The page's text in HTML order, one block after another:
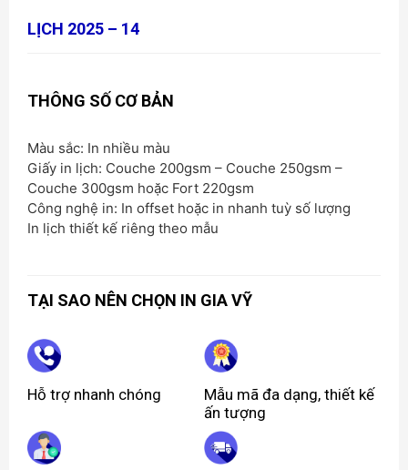
LỊCH 2025 – 14
THÔNG SỐ CƠ BẢN
Màu sắc: In nhiều màu
Giấy in lịch: Couche 200gsm – Couche 250gsm –
Couche 300gsm hoặc Fort 220gsm
Công nghệ in: In offset hoặc in nhanh tuỳ số lượng
In lịch thiết kế riêng theo mẫu
TẠI SAO NÊN CHỌN IN GIA VỸ
Hỗ trợ nhanh chóng
Mẫu mã đa dạng, thiết kế
ấn tượng